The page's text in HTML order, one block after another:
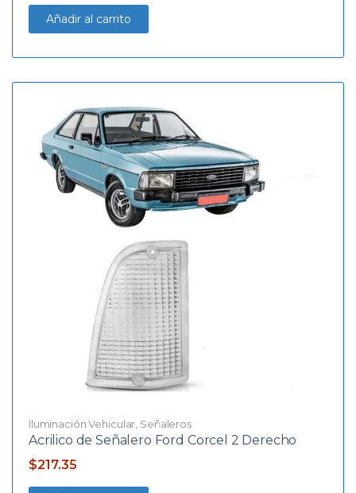
Añadir al carrito
Iluminación Vehicular Señaleros
Acrilico de Señalero Ford Corcel 2 Derecho
$217.35